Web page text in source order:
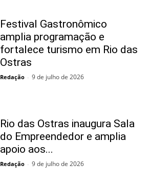
Festival Gastronômico
amplia programação e
fortalece turismo em Rio das
Ostras
Redação - 9 de julho de 2026
Rio das Ostras inaugura Sala
do Empreendedor e amplia
apoio aos...
Redação - 9 de julho de 2026